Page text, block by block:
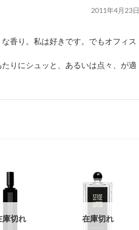
2011年4月23日
香り。私は好きです。でもオフィス
りにシュッと、あるいは点々、が適
庫切れ 在庫切れ